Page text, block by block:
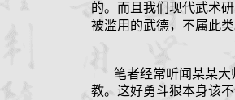
的。而且我们现代武术
被滥用的武德，不属此类
笔者经常听闻某某
教。这好勇斗狠本身该